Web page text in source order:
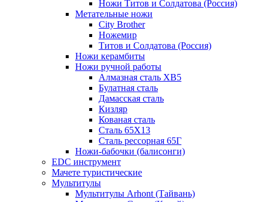
Ножи Титов и Солдатова (Россия)
Метательные ножи
City Brother
Ножемир
Титов и Солдатова (Россия)
Ножи керамбиты
Ножи ручной работы
Алмазная сталь ХВ5
Булатная сталь
Дамасская сталь
Кизляр
Кованая сталь
Сталь 65Х13
Сталь рессорная 65Г
Ножи-бабочки (балисонги)
EDC инструмент
Мачете туристические
Мультитулы
Мультитулы Arhont (Тайвань)